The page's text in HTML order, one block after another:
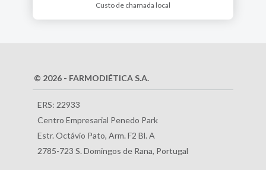
Custo de chamada local
© 2026 - FARMODIÉTICA S.A.
ERS: 22933
Centro Empresarial Penedo Park
Estr. Octávio Pato, Arm. F2 Bl. A
2785-723 S. Domingos de Rana, Portugal